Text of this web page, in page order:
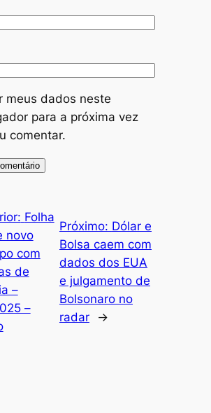
meus dados neste
para a próxima vez
comentar.
Folha
novo
com
de
–
–
Próximo: Dólar e
Bolsa caem com
dados dos EUA
e julgamento de
Bolsonaro no
radar
→